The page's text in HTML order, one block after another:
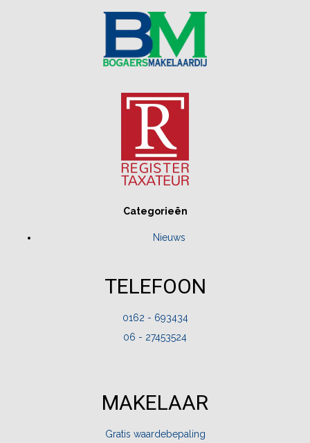
Categorieën
Nieuws
TELEFOON
0162 - 693434
06 - 27453524
MAKELAAR
Gratis waardebepaling